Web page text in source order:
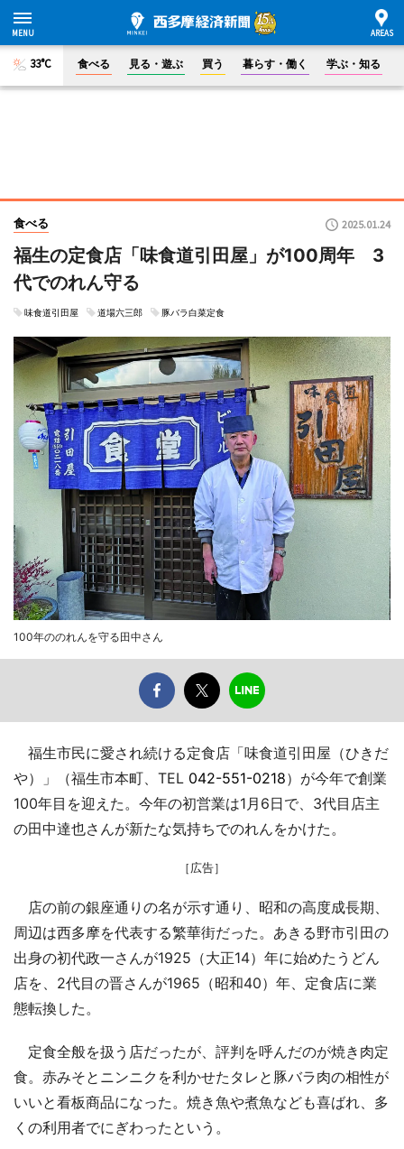
33°C 食べる 見る・遊ぶ 買う 暮らす・働く 学ぶ・知る
食べる 2025.01.24
福生の定食店「味食道引田屋」が100周年 3
代でのれん守る
味食道引田屋 道場六三郎 豚バラ白菜定食
100年ののれんを守る田中さん
福生市民に愛され続ける定食店「味食道引田屋（ひきだ
や）」（福生市本町、TEL 042-551-0218）が今年で創業
100年目を迎えた。今年の初営業は1月6日で、3代目店主
の田中達也さんが新たな気持ちでのれんをかけた。
［広告］
店の前の銀座通りの名が示す通り、昭和の高度成長期、
周辺は西多摩を代表する繁華街だった。あきる野市引田の
出身の初代政一さんが1925（大正14）年に始めたうどん
店を、2代目の晋さんが1965（昭和40）年、定食店に業
態転換した。
定食全般を扱う店だったが、評判を呼んだのが焼き肉定
食。赤みそとニンニクを利かせたタレと豚バラ肉の相性が
いいと看板商品になった。焼き魚や煮魚なども喜ばれ、多
くの利用者でにぎわったという。